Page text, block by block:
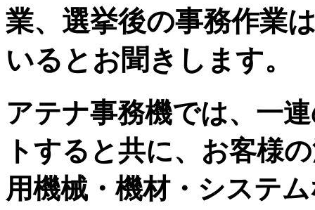
業、選挙後の事務作業
いるとお聞きします。
アテナ事務機では、一
トすると共に、お客様
用機械・機材・システ